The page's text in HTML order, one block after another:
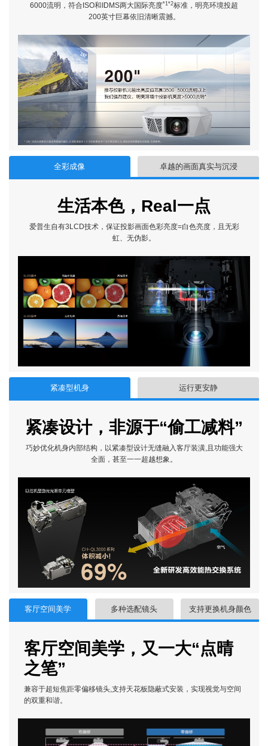
6000流明，符合ISO和IDMS两大国际亮度*1*2标准，明亮环境投超
200英寸巨幕依旧清晰震撼。
全彩成像 卓越的画面真实与沉浸
生活本色，Real一点
爱普生自有3LCD技术，保证投影画面色彩亮度=白色亮度，且无彩
虹、无伪影。
紧凑型机身 运行更安静
紧凑设计，非源于“偷工减料”
巧妙优化机身内部结构，以紧凑型设计无缝融入客厅装潢,且功能强大
全面，甚至一一超越想象。
客厅空间美学 多种选配镜头 支持更换机身颜色
客厅空间美学，又一大“点晴
之笔”
兼容于超短焦距零偏移镜头,支持天花板隐蔽式安装，实现视觉与空间
的双重和谐。